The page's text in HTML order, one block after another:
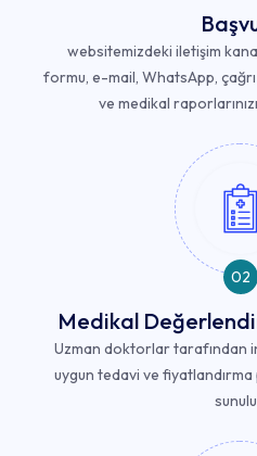
websitemizdeki iletişim
formu, e-mail, WhatsApp,
ve medikal
02
Medikal
Uzman doktorlar tarafından
uygun tedavi ve